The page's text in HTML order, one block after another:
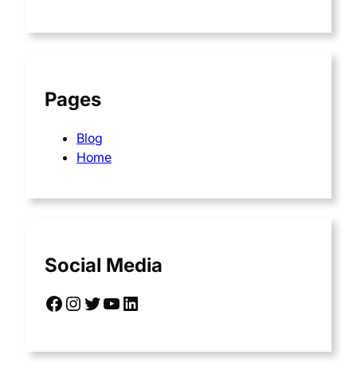
Pages
Blog
Home
Social Media
Facebook Instagram Twitter YouTube LinkedIn